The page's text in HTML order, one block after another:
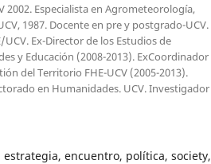
2002. Especialista en Agrometeorología,
1987. Docente en pre y postgrado-UCV.
Ex-Director de los Estudios de
y Educación (2008-2013). ExCoordinador
del Territorio FHE-UCV (2005-2013).
en Humanidades. UCV. Investigador
estrategia, encuentro, política, society,